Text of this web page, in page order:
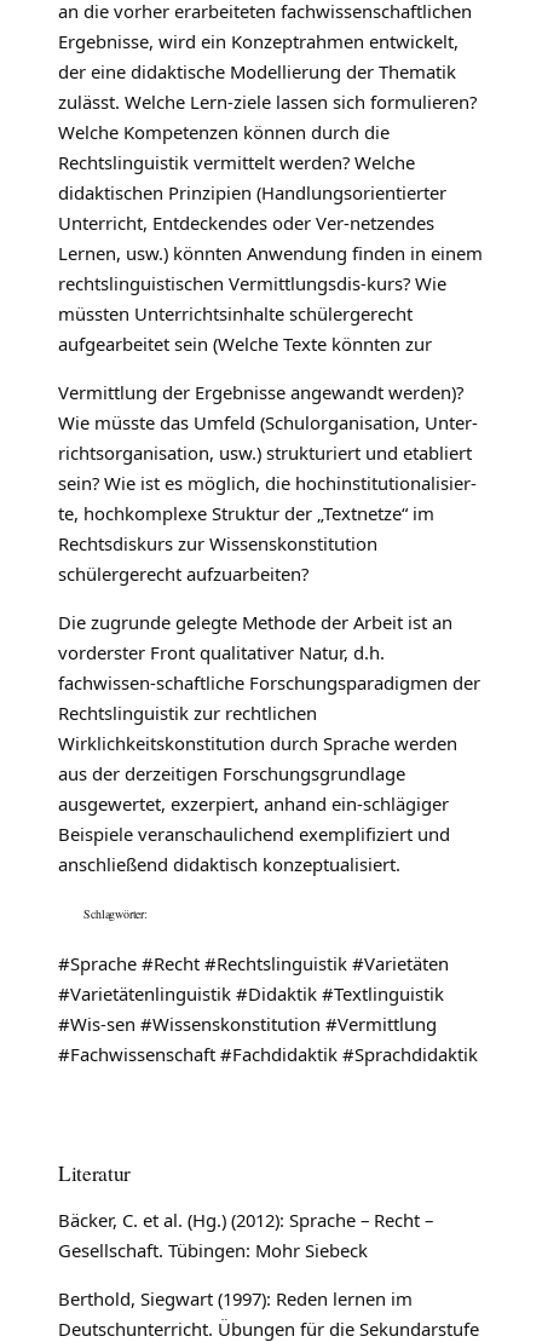
an die vorher erarbeiteten fachwissenschaftlichen
Ergebnisse, wird ein Konzeptrahmen entwickelt,
der eine didaktische Modellierung der Thematik
zulässt. Welche Lern-ziele lassen sich formulieren?
Welche Kompetenzen können durch die
Rechtslinguistik vermittelt werden? Welche
didaktischen Prinzipien (Handlungsorientierter
Unterricht, Entdeckendes oder Ver-netzendes
Lernen, usw.) könnten Anwendung finden in einem
rechtslinguistischen Vermittlungsdis-kurs? Wie
müssten Unterrichtsinhalte schülergerecht
aufgearbeitet sein (Welche Texte könnten zur
Vermittlung der Ergebnisse angewandt werden)?
Wie müsste das Umfeld (Schulorganisation, Unter-
richtsorganisation, usw.) strukturiert und etabliert
sein? Wie ist es möglich, die hochinstitutionalisier-
te, hochkomplexe Struktur der „Textnetze“ im
Rechtsdiskurs zur Wissenskonstitution
schülergerecht aufzuarbeiten?
Die zugrunde gelegte Methode der Arbeit ist an
vorderster Front qualitativer Natur, d.h.
fachwissen-schaftliche Forschungsparadigmen der
Rechtslinguistik zur rechtlichen
Wirklichkeitskonstitution durch Sprache werden
aus der derzeitigen Forschungsgrundlage
ausgewertet, exzerpiert, anhand ein-schlägiger
Beispiele veranschaulichend exemplifiziert und
anschließend didaktisch konzeptualisiert.
Schlagwörter:
#Sprache #Recht #Rechtslinguistik #Varietäten
#Varietätenlinguistik #Didaktik #Textlinguistik
#Wis-sen #Wissenskonstitution #Vermittlung
#Fachwissenschaft #Fachdidaktik #Sprachdidaktik
Literatur
Bäcker, C. et al. (Hg.) (2012): Sprache – Recht –
Gesellschaft. Tübingen: Mohr Siebeck
Berthold, Siegwart (1997): Reden lernen im
Deutschunterricht. Übungen für die Sekundarstufe